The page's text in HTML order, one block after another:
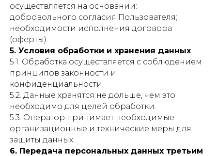
осуществляется на основании:
добровольного согласия Пользователя;
необходимости исполнения договора
(оферты).
5. Условия обработки и хранения данных
5.1. Обработка осуществляется с соблюдением
принципов законности и
конфиденциальности.
5.2. Данные хранятся не дольше, чем это
необходимо для целей обработки.
5.3. Оператор принимает необходимые
организационные и технические меры для
защиты данных.
6. Передача персональных данных третьим